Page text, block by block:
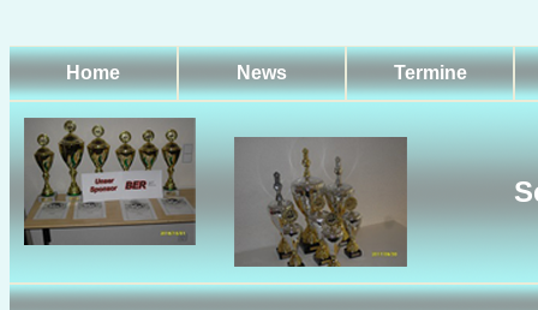
Home News Termine